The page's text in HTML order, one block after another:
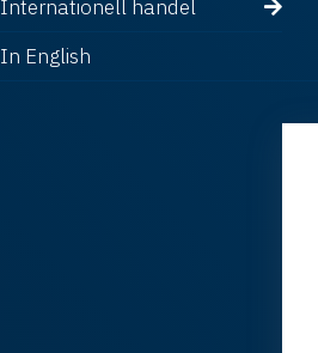
Internationell handel
In English